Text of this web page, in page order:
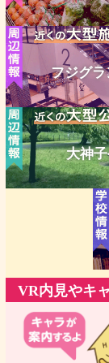
フジグ
大神
VR内見やキ